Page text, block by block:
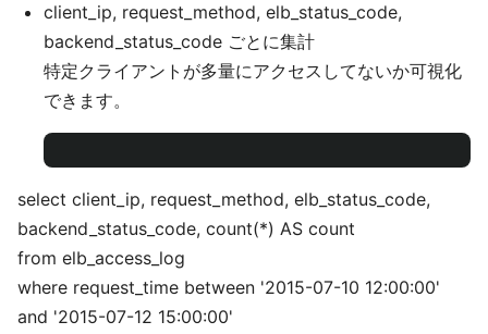
client_ip, request_method, elb_status_code,
backend_status_code ごとに集計
特定クライアントが多量にアクセスしてないか可視化
できます。
select client_ip, request_method, elb_status_code,
backend_status_code, count(*) AS count
from elb_access_log
where request_time between '2015-07-10 12:00:00'
and '2015-07-12 15:00:00'